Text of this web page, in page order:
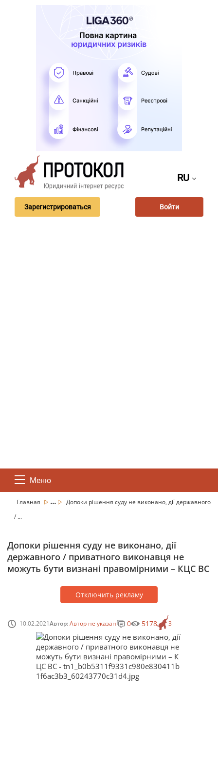
RU
Зарегистрироваться Войти
Меню
Главная ...
Допоки рішення суду не виконано, дії державного
/ ...
Допоки рішення суду не виконано, дії
державного / приватного виконавця не
можуть бути визнані правомірними – КЦС ВС
Отключить рекламу
10.02.2021Автор:Автор не указан 3
0 5178